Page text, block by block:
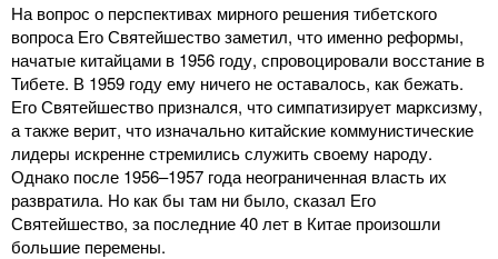
На вопрос о перспективах мирного решения тибетского
вопроса Его Святейшество заметил, что именно реформы,
начатые китайцами в 1956 году, спровоцировали восстание в
Тибете. В 1959 году ему ничего не оставалось, как бежать.
Его Святейшество признался, что симпатизирует марксизму,
а также верит, что изначально китайские коммунистические
лидеры искренне стремились служить своему народу.
Однако после 1956–1957 года неограниченная власть их
развратила. Но как бы там ни было, сказал Его
Святейшество, за последние 40 лет в Китае произошли
большие перемены.